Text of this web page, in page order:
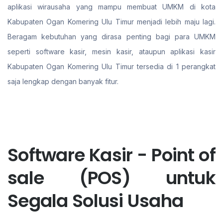
aplikasi wirausaha yang mampu membuat UMKM di kota
Kabupaten Ogan Komering Ulu Timur menjadi lebih maju lagi.
Beragam kebutuhan yang dirasa penting bagi para UMKM
seperti software kasir, mesin kasir, ataupun aplikasi kasir
Kabupaten Ogan Komering Ulu Timur tersedia di 1 perangkat
saja lengkap dengan banyak fitur.
Software Kasir - Point of
sale (POS) untuk
Segala Solusi Usaha